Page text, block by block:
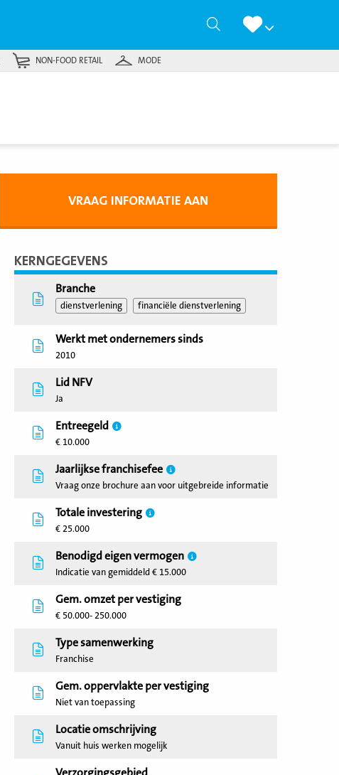
Zoeken
NON-FOOD RETAIL MODE
VRAAG INFORMATIE AAN
KERNGEGEVENS
Branche
dienstverlening financiële dienstverlening
Werkt met ondernemers sinds
2010
Lid NFV
Ja
Entreegeld
€ 10.000
Jaarlijkse franchisefee
Vraag onze brochure aan voor uitgebreide informatie
Totale investering
€ 25.000
Benodigd eigen vermogen
Indicatie van gemiddeld € 15.000
Gem. omzet per vestiging
€ 50.000- 250.000
Type samenwerking
Franchise
Gem. oppervlakte per vestiging
Niet van toepassing
Locatie omschrijving
Vanuit huis werken mogelijk